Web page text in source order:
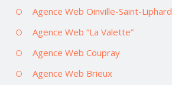
Agence Web Oinville-Saint-Liphard
Agence Web “La Valette”
Agence Web Coupray
Agence Web Brieux